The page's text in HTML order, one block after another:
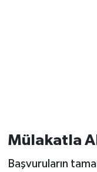
Mülakatla
Başvuruların